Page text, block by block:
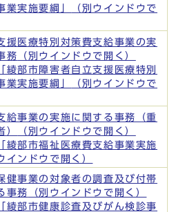
業実施要綱」
（別ウインドウで
援医療特別対策費支給事業の実
務 （別ウインドウで開く）
綾部市障害者自立支援医療特別
業実施要綱」
（別ウインドウで
給事業の実施に関する事務（重
）
（別ウインドウで開く）
綾部市福祉医療費支給事業実施
インドウで開く）
健事業の対象者の調査及び付帯
事務
（別ウインドウで開く）
綾部市健康診査及びがん検診事